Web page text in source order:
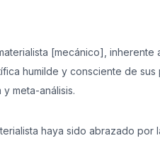
[mecánico],
humilde y consciente de
meta-análisis.
haya sido abrazado